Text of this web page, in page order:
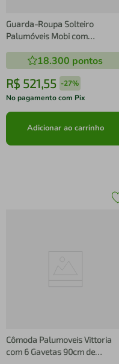
Guarda-Roupa Solteiro
Palumóveis Mobi com
Gavetas, Cinamomo e Off White
- 98cm de Largura
18.300 pontos
R$ 521,55 -27%
No pagamento com Pix
Adicionar ao carrinho
Cômoda Palumoveis Vittoria
com 6 Gavetas 90cm de